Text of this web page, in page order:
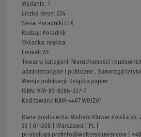
Wydanie: 1
Liczba stron: 224
Seria: Poradniki LEX
Rodzaj: Poradnik
Okładka: miękka
Format: A5
Towar w kategorii: Nieruchomości i
administracyjne i publiczne , Samorząd
Wersja publikacji: Książka papier
ISBN: 978-83-8286-327-7
Kod towaru: KAM-4467 W01Z01
Dane producenta: Wolters Kluwer Polska sp.
33 | 01-208 | Warszawa | PL |
pl-obsluga.profinfo@wolterskluwer.com